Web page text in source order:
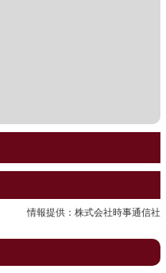
情報提供：株式会社時事通信社